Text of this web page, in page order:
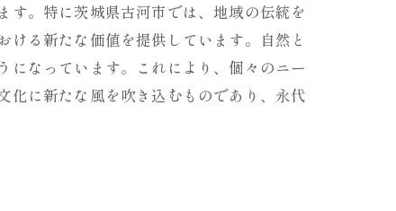
。特に茨城県古河市では、地域の伝統を
る新たな価値を提供しています。自然と
になっています。これにより、個々のニー
化に新たな風を吹き込むものであり、永代